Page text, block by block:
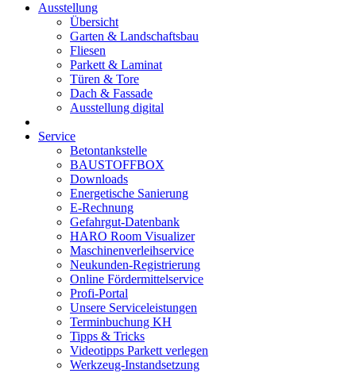
Ausstellung
Übersicht
Garten & Landschaftsbau
Fliesen
Parkett & Laminat
Türen & Tore
Dach & Fassade
Ausstellung digital
Service
Betontankstelle
BAUSTOFFBOX
Downloads
Energetische Sanierung
E-Rechnung
Gefahrgut-Datenbank
HARO Room Visualizer
Maschinenverleihservice
Neukunden-Registrierung
Online Fördermittelservice
Profi-Portal
Unsere Serviceleistungen
Terminbuchung KH
Tipps & Tricks
Videotipps Parkett verlegen
Werkzeug-Instandsetzung